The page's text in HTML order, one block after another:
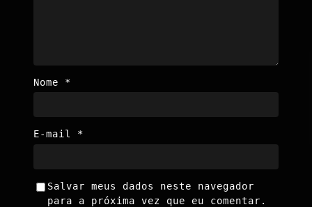
Nome *
E-mail *
Salvar meus dados neste navegador
para a próxima vez que eu comentar.